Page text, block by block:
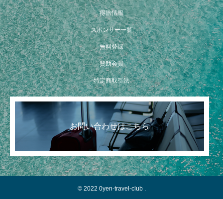
四天王の仏塔とタイ式マッサージ
得旅情報
スポンサー一覧
無料登録
賛助会員
特定商取引法
お問い合わせはこちら
© 2022 0yen-travel-club .